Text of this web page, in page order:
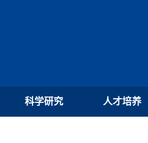
科学研究 人才培养